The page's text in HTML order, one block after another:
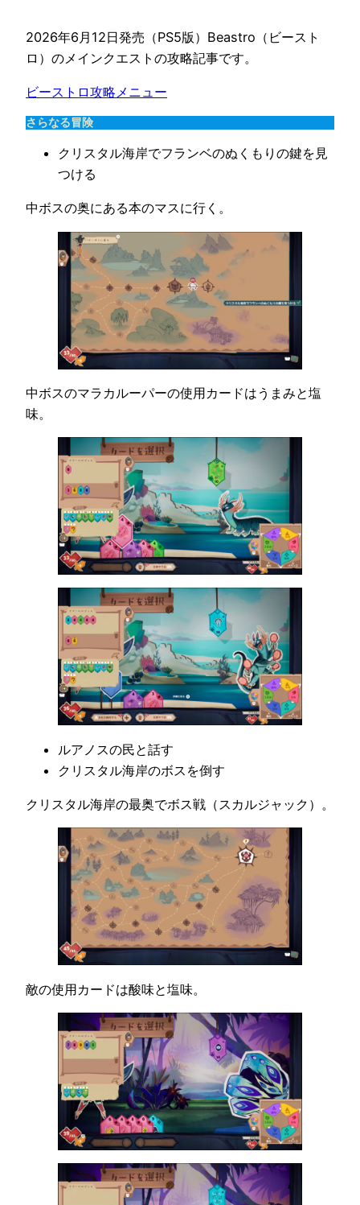
2026年6月12日発売（PS5版）Beastro（ビースト
ロ）のメインクエストの攻略記事です。
ビーストロ攻略メニュー
さらなる冒険
クリスタル海岸でフランベのぬくもりの鍵を見
つける
中ボスの奥にある本のマスに行く。
中ボスのマラカルーパーの使用カードはうまみと塩
味。
ルアノスの民と話す
クリスタル海岸のボスを倒す
クリスタル海岸の最奥でボス戦（スカルジャック）。
敵の使用カードは酸味と塩味。